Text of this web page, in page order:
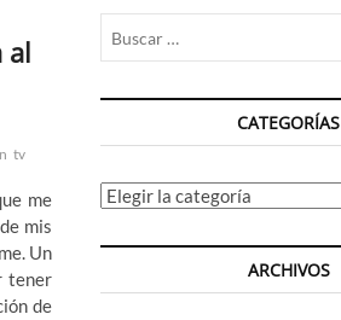
al
tv
me
mis
Un
tener
de
CATEGORÍAS
Categorías
ARCHIVOS